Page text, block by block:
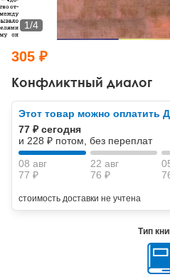
Тревожные расстройства,
Психодрама
Другие направления
Классический,
НЛП
Психология труда и
Социальная психология
Социальная и
Классический и юнгианский
Конфликтный диалог
1/4
305 ₽
Этот товар можно оплатить
77 ₽ сегодня
и 228 ₽ потом, без переплат
08 авг
77 ₽
22 авг
76 ₽
стоимость доставки не учтена
Тип